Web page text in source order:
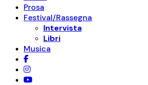
Prosa
Festival/Rassegna
Intervista
Libri
Musica